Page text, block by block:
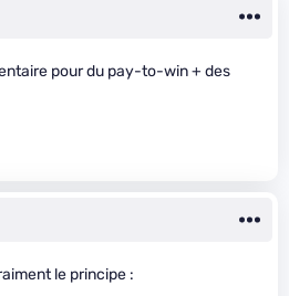
pour du pay-to-win + des
le principe :